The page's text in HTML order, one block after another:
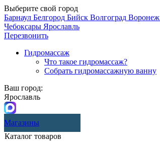
Выберите свой город
Барнаул Белгород Бийск Волгоград Воронеж
Чебоксары Ярославль
Перезвонить
Гидромассаж
Что такое гидромассаж?
Собрать гидромассажную ванну
Ваш город:
Ярославль
Магазины
Каталог товаров